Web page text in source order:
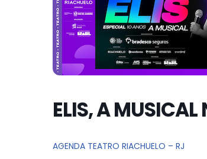
ELIS, A MUSICAL
AGENDA TEATRO RIACHUELO – RJ